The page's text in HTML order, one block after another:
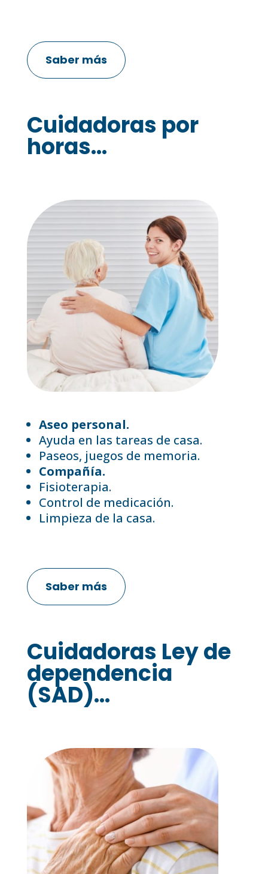
Saber más
Cuidadoras por
horas...
Aseo personal.
Ayuda en las tareas de casa.
Paseos, juegos de memoria.
Compañía.
Fisioterapia.
Control de medicación.
Limpieza de la casa.
Saber más
Cuidadoras Ley de
dependencia
(SAD)...